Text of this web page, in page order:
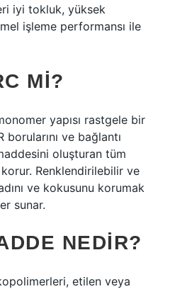
iyi tokluk, yüksek
işleme performansı ile
MI?
yapısı rastgele bir
ve bağlantı
oluşturan tüm
Renklendirilebilir ve
ve kokusunu korumak
sunar.
NEDIR?
etilen veya